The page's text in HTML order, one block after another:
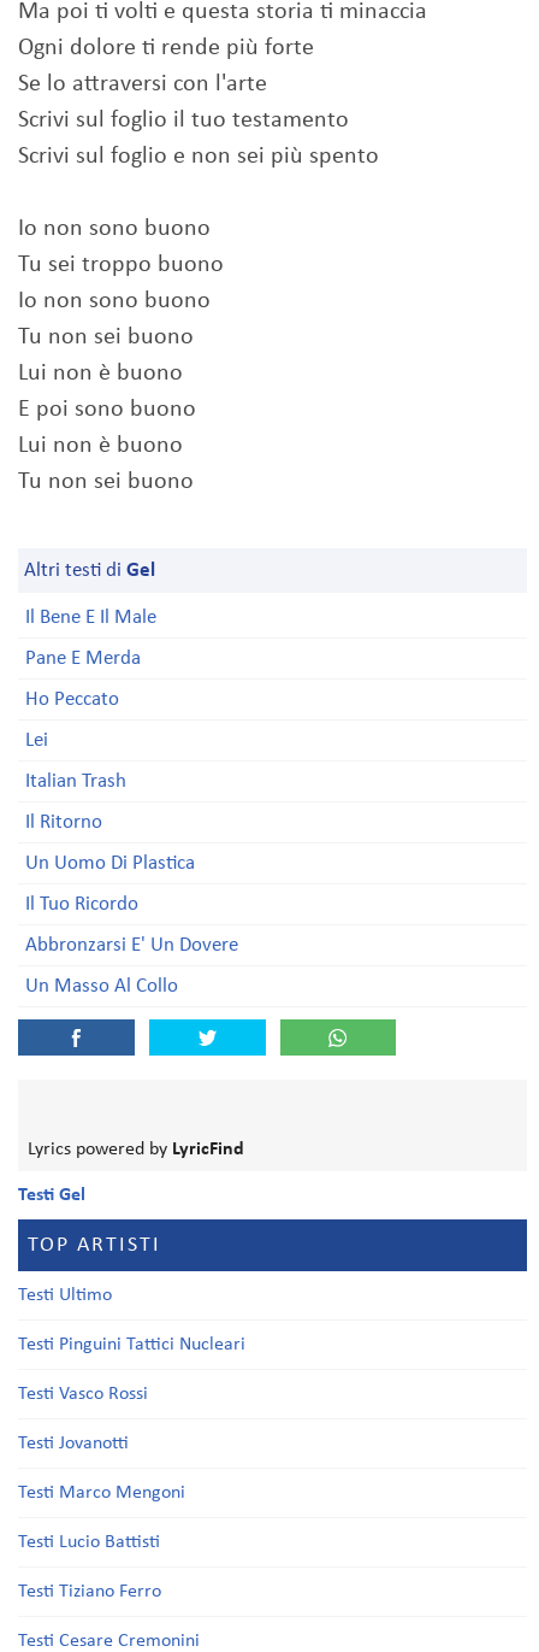
Ma poi ti volti e questa storia ti minaccia
Ogni dolore ti rende più forte
Se lo attraversi con l'arte
Scrivi sul foglio il tuo testamento
Scrivi sul foglio e non sei più spento
Io non sono buono
Tu sei troppo buono
Io non sono buono
Tu non sei buono
Lui non è buono
E poi sono buono
Lui non è buono
Tu non sei buono
Altri testi di Gel
Il Bene E Il Male
Pane E Merda
Ho Peccato
Lei
Italian Trash
Il Ritorno
Un Uomo Di Plastica
Il Tuo Ricordo
Abbronzarsi E' Un Dovere
Un Masso Al Collo
Lyrics powered by LyricFind
Testi Gel
TOP ARTISTI
Testi Ultimo
Testi Pinguini Tattici Nucleari
Testi Vasco Rossi
Testi Jovanotti
Testi Marco Mengoni
Testi Lucio Battisti
Testi Tiziano Ferro
Testi Cesare Cremonini